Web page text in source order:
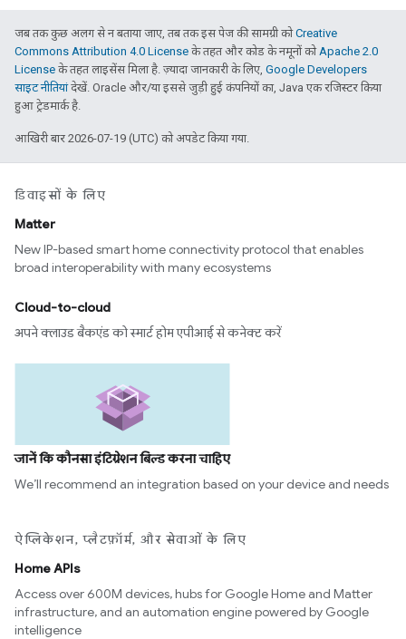
जब तक कुछ अलग से न बताया जाए, तब तक इस पेज की सामग्री कोCreative
Commons Attribution 4.0 License के तहत और कोड के नमूनों कोApache 2.0
License के तहत लाइसेंस मिला है. ज़्यादा जानकारी के लिए, Google Developers
साइट नीतियांदेखें. Oracle और/या इससे जुड़ी हुई कंपनियों का, Java एक रजिस्टर किया
हुआ ट्रेडमार्क है.
आखिरी बार 2026-07-19 (UTC) को अपडेट किया गया.
डिवाइसों के लिए
Matter
New IP-based smart home connectivity protocol that enables
broad interoperability with many ecosystems
Cloud-to-cloud
अपने क्लाउड बैकएंड को स्मार्ट होम एपीआई से कनेक्ट करें
जानें कि कौनसा इंटिग्रेशन बिल्ड करना चाहिए
We’ll recommend an integration based on your device and needs
ऐप्लिकेशन, प्लैटफ़ॉर्म, और सेवाओं के लिए
Home APIs
Access over 600M devices, hubs for Google Home and Matter
infrastructure, and an automation engine powered by Google
intelligence